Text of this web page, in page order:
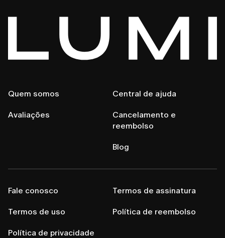
Quem somos
Avaliações
Central de ajuda
Cancelamento e
reembolso
Blog
Fale conosco
Termos de uso
Política de privacidade
Termos de assinatura
Política de reembolso